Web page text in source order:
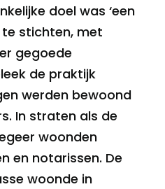
doel was ‘een
stichten, met
gegoede
de praktijk
werden bewoond
In straten als de
woonden
en notarissen. De
woonde in